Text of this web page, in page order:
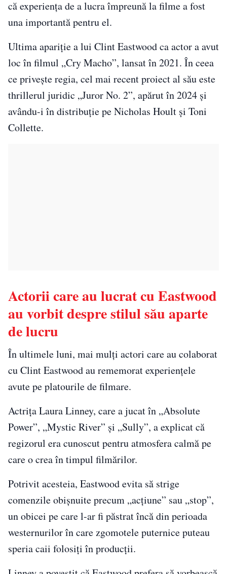
că experiența de a lucra împreună la filme a fost
una importantă pentru el.
Ultima apariție a lui Clint Eastwood ca actor a avut
loc în filmul „Cry Macho”, lansat în 2021. În ceea
ce privește regia, cel mai recent proiect al său este
thrillerul juridic „Juror No. 2”, apărut în 2024 și
avându-i în distribuție pe Nicholas Hoult și Toni
Collette.
Actorii care au lucrat cu Eastwood
au vorbit despre stilul său aparte
de lucru
În ultimele luni, mai mulți actori care au colaborat
cu Clint Eastwood au rememorat experiențele
avute pe platourile de filmare.
Actrița Laura Linney, care a jucat în „Absolute
Power”, „Mystic River” și „Sully”, a explicat că
regizorul era cunoscut pentru atmosfera calmă pe
care o crea în timpul filmărilor.
Potrivit acesteia, Eastwood evita să strige
comenzile obișnuite precum „acțiune” sau „stop”,
un obicei pe care l-ar fi păstrat încă din perioada
westernurilor în care zgomotele puternice puteau
speria caii folosiți în producții.